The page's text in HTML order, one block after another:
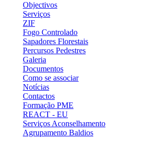
Objectivos
Serviços
ZIF
Fogo Controlado
Sapadores Florestais
Percursos Pedestres
Galeria
Documentos
Como se associar
Notícias
Contactos
Formação PME
REACT - EU
Serviços Aconselhamento
Agrupamento Baldios